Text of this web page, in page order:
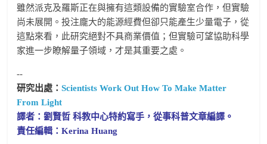
雖然派克及羅斯正在與擁有這類設備的實驗室合作，但實驗
尚未展開。投注龐大的能源經費但卻只能產生少量電子，從
這點來看，此研究絕對不具商業價值；但實驗可望協助科學
家進一步瞭解量子領域，才是其重要之處。
--
研究出處：Scientists Work Out How To Make Matter
From Light
譯者：劉賢哲 科教中心特約寫手，從事科普文章編譯。
責任編輯：Kerina Huang